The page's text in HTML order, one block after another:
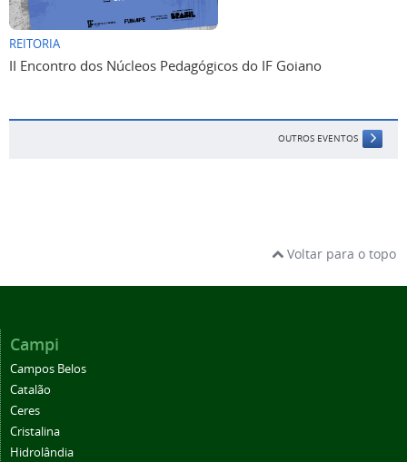
REITORIA
II Encontro dos Núcleos Pedagógicos do IF Goiano
OUTROS EVENTOS
Voltar para o topo
Campi
Campos Belos
Catalão
Ceres
Cristalina
Hidrolândia